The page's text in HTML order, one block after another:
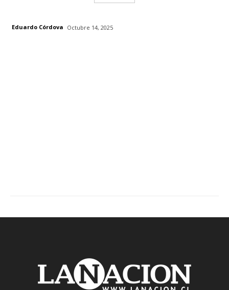
Eduardo Córdova Octubre 14, 2025